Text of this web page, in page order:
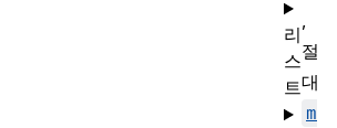
,
절
대
m
리
스
트